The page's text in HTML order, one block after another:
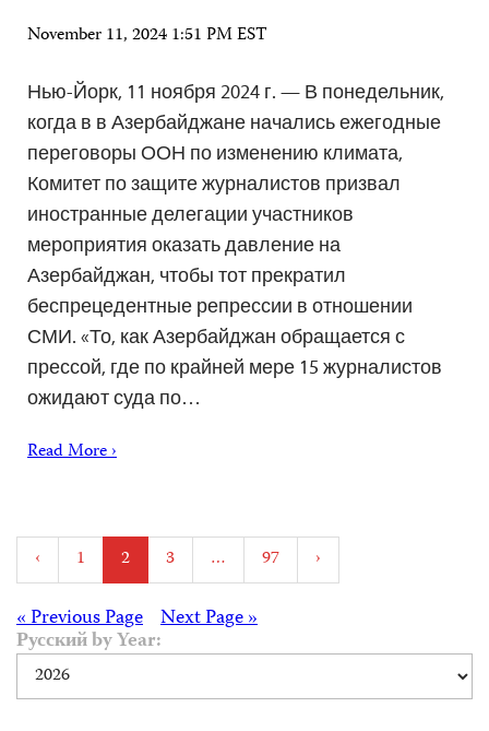
November 11, 2024 1:51 PM EST
Нью-Йорк, 11 ноября 2024 г. — В понедельник,
когда в в Азербайджане начались ежегодные
переговоры ООН по изменению климата,
Комитет по защите журналистов призвал
иностранные делегации участников
мероприятия оказать давление на
Азербайджан, чтобы тот прекратил
беспрецедентные репрессии в отношении
СМИ. «То, как Азербайджан обращается с
прессой, где по крайней мере 15 журналистов
ожидают суда по…
Read More ›
Posts
pagination
‹ 1 2 3 … 97 ›
Posts
navigation
Next Page »
« Previous Page
Русский by Year: